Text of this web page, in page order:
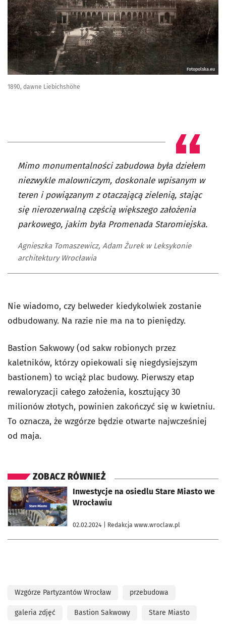
Fotopolska.eu
1890, dawne Liebichshöhe
Mimo monumentalności zabudowa była dziełem
niezwykle malowniczym, doskonale wpisanym w
teren i powiązanym z otaczającą zielenią, stając
się nierozerwalną częścią większego założenia
parkowego, jakim była Promenada Staromiejska.
Agnieszka Tomaszewicz, Adam Żurek w Leksykonie
architektury Wrocławia
Nie wiadomo, czy belweder kiedykolwiek zostanie
odbudowany. Na razie nie ma na to pieniędzy.
Bastion Sakwowy (od sakw robionych przez
kaletników, którzy opiekowali się niegdysiejszym
bastionem) to wciąż plac budowy. Pierwszy etap
rewaloryzacji całego założenia, kosztujący 30
milionów złotych, powinien zakończyć się w kwietniu.
To oznacza, że wzgórze będzie otwarte najwcześniej
od maja.
ZOBACZ RÓWNIEŻ
Inwestycje na osiedlu Stare Miasto we
Wrocławiu
02.02.2024 | Redakcja www.wroclaw.pl
otworzy się w nowej karcie
Wzgórze Partyzantów Wrocław przebudowa
galeria zdjęć Bastion Sakwowy Stare Miasto